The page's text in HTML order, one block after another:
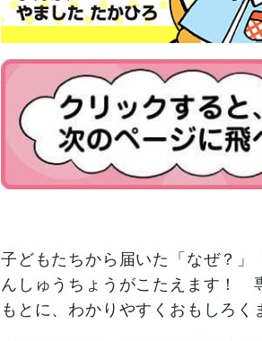
子どもたちから届いた「なぜ？
んしゅうちょうがこたえます！
もとに、わかりやすくおもしろく